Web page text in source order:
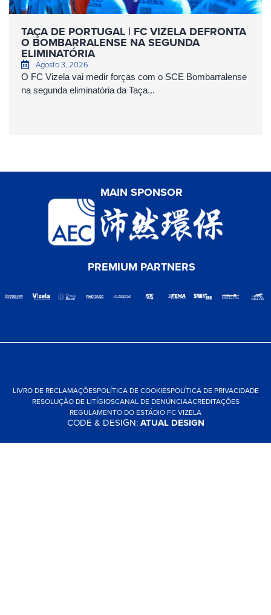
TAÇA DE PORTUGAL | FC VIZELA DEFRONTA
O BOMBARRALENSE NA SEGUNDA
ELIMINATÓRIA
Agosto 3, 2026
O FC Vizela vai medir forças com o SCE Bombarralense
na segunda eliminatória da Taça...
MAIN SPONSOR
PREMIUM PARTNERS
LIVRO DE RECLAMAÇÕESPOLÍTICA DE COOKIESPOLÍTICA DE PRIVACIDADE
RESOLUÇÃO DE LITÍGIOSCANAL DE DENÚNCIAACREDITAÇÕES
REGULAMENTO DO ESTÁDIO FC VIZELA
CODE & DESIGN:ATUAL DESIGN